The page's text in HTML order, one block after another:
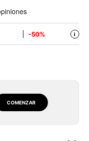
-50% i
COMENZAR